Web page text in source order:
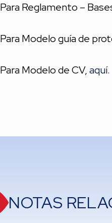
Para Reglamento –
Para Modelo guía de
Para Modelo de CV,aquí.
NOTAS